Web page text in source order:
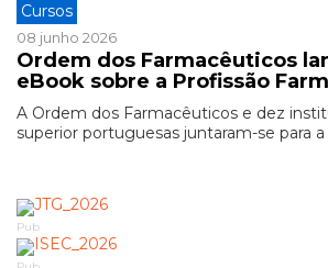
Cursos
08 junho 2026
Ordem dos Farmacêuticos
eBook sobre a Profissão
A Ordem dos Farmacêuticos e dez
superior portuguesas juntaram-se para
Pub